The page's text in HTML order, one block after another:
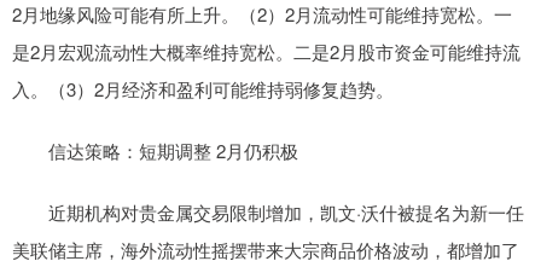
2月地缘风险可能有所上升。（2）2月流动性可能维持宽松。一
是2月宏观流动性大概率维持宽松。二是2月股市资金可能维持流
入。（3）2月经济和盈利可能维持弱修复趋势。
信达策略：短期调整 2月仍积极
近期机构对贵金属交易限制增加，凯文·沃什被提名为新一任
美联储主席，海外流动性摇摆带来大宗商品价格波动，都增加了